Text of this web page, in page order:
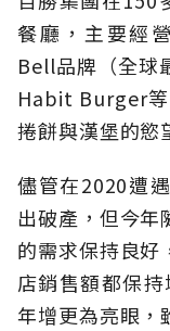
餐廳，主要經
Bell品牌（全球
Habit Burger
捲餅與漢堡的慾
儘管在2020遭
出破產，但今年
的需求保持良好
店銷售額都保
年增更為亮眼，